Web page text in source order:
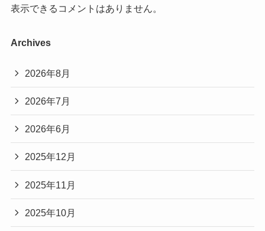
表示できるコメントはありません。
Archives
2026年8月
2026年7月
2026年6月
2025年12月
2025年11月
2025年10月